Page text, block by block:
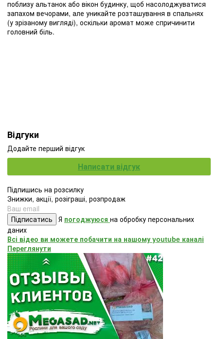
поблизу альтанок або вікон будинку, щоб насолоджуватися
запахом вечорами, але уникайте розташування в спальнях
(у зрізаному вигляді), оскільки аромат може спричинити
головний біль.
Відгуки
Додайте перший відгук
Написати відгук
Підпишись на розсилку
Знижки, акції, розіграші, розпродаж
Підписатись Я погоджуюся на обробку персональних
даних
Всі відео ви можете побачити на нашому youtube каналі
Переглянути